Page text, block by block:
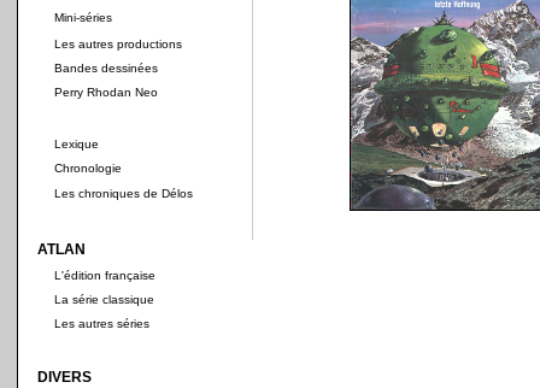
Mini-séries
Les autres productions
Bandes dessinées
Perry Rhodan Neo
Lexique
Chronologie
Les chroniques de Délos
ATLAN
L'édition française
La série classique
Les autres séries
DIVERS